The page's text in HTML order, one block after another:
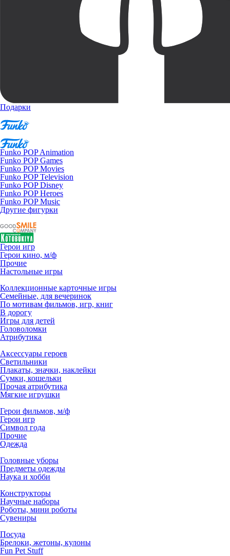
Подарки
Funko POP Animation
Funko POP Games
Funko POP Movies
Funko POP Television
Funko POP Disney
Funko POP Heroes
Funko POP Music
Другие фигурки
Герои игр
Герои кино, м/ф
Прочие
Настольные игры
Коллекционные карточные игры
Семейные, для вечеринок
По мотивам фильмов, игр, книг
В дорогу
Игры для детей
Головоломки
Атрибутика
Аксессуары героев
Светильники
Плакаты, значки, наклейки
Сумки, кошельки
Прочая атрибутика
Мягкие игрушки
Герои фильмов, м/ф
Герои игр
Символ года
Прочие
Одежда
Головные уборы
Предметы одежды
Наука и хобби
Конструкторы
Научные наборы
Роботы, мини роботы
Сувениры
Посуда
Брелоки, жетоны, кулоны
Fun Pet Stuff